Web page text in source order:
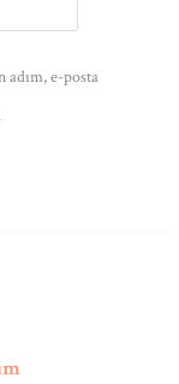
adım, e-posta